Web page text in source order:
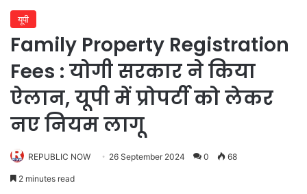
यूपी
Family Property Registration
Fees : योगी सरकार ने किया
ऐलान, यूपी में प्रोपर्टी को लेकर
नए नियम लागू
REPUBLIC NOW 26 September 2024 0 68
2 minutes read